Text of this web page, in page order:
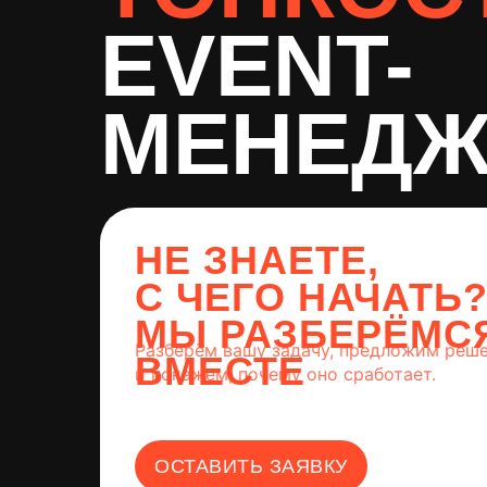
EVENT-
НЕ ЗНАЕТЕ,
С ЧЕГО НАЧАТЬ?
МЫ
ВМЕСТЕ
Разберём вашу задачу, предложим
и покажем, почему оно сработает.
ОСТАВИТЬ ЗАЯВКУ